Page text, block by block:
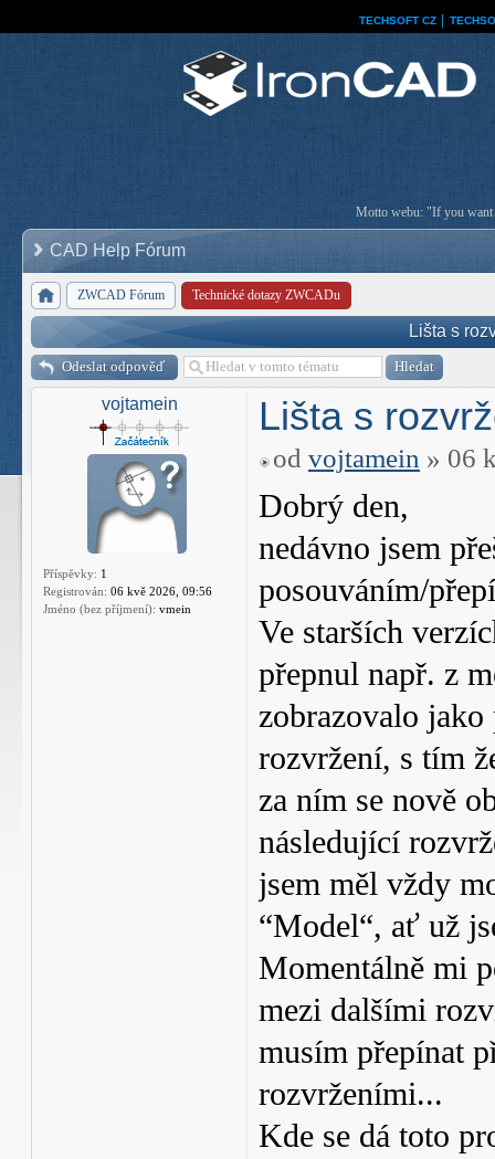
TECHSOFT CZ
Motto webu: "If you want
CAD Help Fórum
ZWCAD Fórum Technické dotazy ZWCADu
Lišta s
Odeslat odpověď
vojtamein
Příspěvky: 1
Registrován: 06 kvě 2026, 09:56
Jméno (bez příjmení): vmein
Lišta s
od vojtamein » 06
Dobrý den,
nedávno jsem
posouváním/
Ve starších
přepnul např. z
zobrazovalo
rozvržení, s tím
za ním se nově
následující
jsem měl vždy
“Model“, ať už
Momentálně mi
mezi dalšími
musím přepínat
rozvrženími...
Kde se dá toto